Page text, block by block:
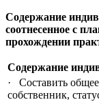
Содержание
соотнесенное с
прохождении
Содержание
· Составить
собственник,